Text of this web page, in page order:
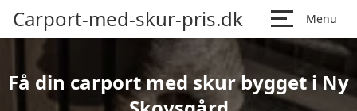
Carport-med-skur-pris.dk Menu
Få din carport med skur bygget i Ny